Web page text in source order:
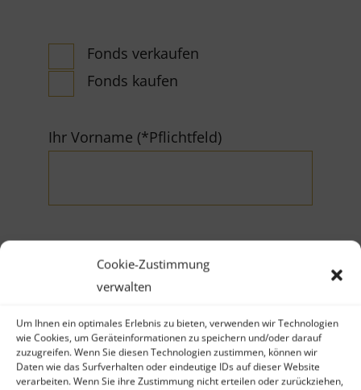
Cookie-Zustimmung
verwalten
Um Ihnen ein optimales Erlebnis zu bieten, verwenden wir Technologien
wie Cookies, um Geräteinformationen zu speichern und/oder darauf
zuzugreifen. Wenn Sie diesen Technologien zustimmen, können wir
Daten wie das Surfverhalten oder eindeutige IDs auf dieser Website
verarbeiten. Wenn Sie ihre Zustimmung nicht erteilen oder zurückziehen,
Fonds verkaufen
Fonds kaufen
Ihr Vorname (*Pflichtfeld)
Ihr Nachname (*Pflichtfeld)